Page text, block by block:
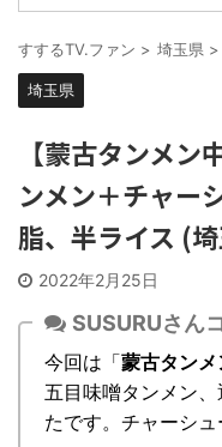
すするTV.ファン > 埼玉県 >
埼玉県
【蒙古タンメ
ンメン＋チャー
脂、半ライス (
2022年2月25日
SUSURUさん
今回は「蒙古タン
五目味噌タンメン
たです。チャーシュ